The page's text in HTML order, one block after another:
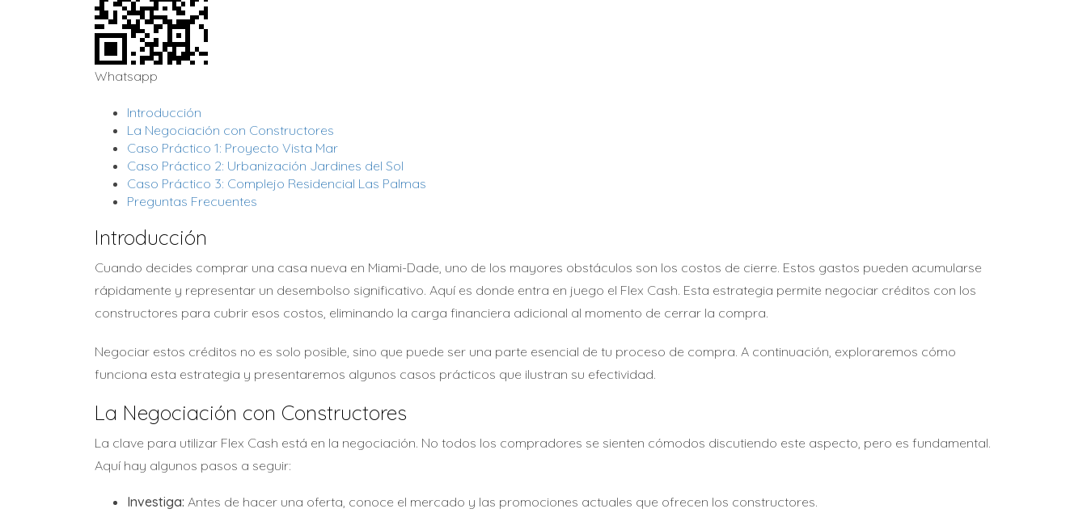
Whatsapp
Introducción
La Negociación con Constructores
Caso Práctico 1: Proyecto Vista Mar
Caso Práctico 2: Urbanización Jardines del Sol
Caso Práctico 3: Complejo Residencial Las Palmas
Preguntas Frecuentes
Introducción
Cuando decides comprar una casa nueva en Miami-Dade, uno de los mayores obstáculos son los costos de cierre. Estos gastos pueden acumularse
rápidamente y representar un desembolso significativo. Aquí es donde entra en juego el Flex Cash. Esta estrategia permite negociar créditos con los
constructores para cubrir esos costos, eliminando la carga financiera adicional al momento de cerrar la compra.
Negociar estos créditos no es solo posible, sino que puede ser una parte esencial de tu proceso de compra. A continuación, exploraremos cómo
funciona esta estrategia y presentaremos algunos casos prácticos que ilustran su efectividad.
La Negociación con Constructores
La clave para utilizar Flex Cash está en la negociación. No todos los compradores se sienten cómodos discutiendo este aspecto, pero es fundamental.
Aquí hay algunos pasos a seguir:
Investiga: Antes de hacer una oferta, conoce el mercado y las promociones actuales que ofrecen los constructores.